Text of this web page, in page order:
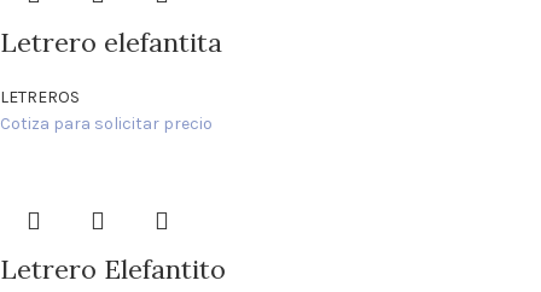
Letrero elefantita
LETREROS
Cotiza para solicitar precio
Letrero Elefantito